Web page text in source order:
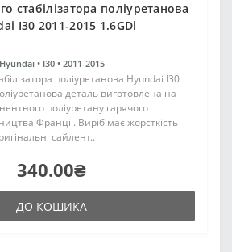
стабілізатора поліуретанова
I30 2011-2015 1.6GDi
Hyundai • I30 • 2011-2015
поліуретанова Hyundai I30
деталь виготовлена на
поліуретану гарячого
Франції. Виріб має жорсткість
сайлент..
340.00₴
ДО КОШИКА